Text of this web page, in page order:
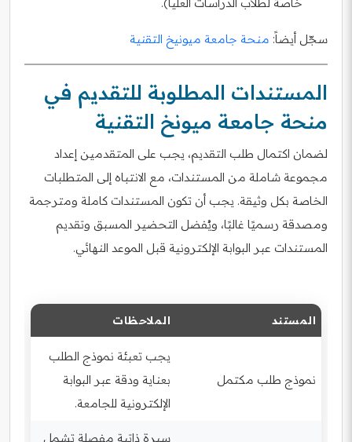
سجّل أيضاً: منحة جامعة ميونيخ التقنية
المستندات المطلوبة للتقديم في
منحة جامعة ميونخ التقنية
لضمان اكتمال طلب التقديم، يجب على المتقدمين إعداد
مجموعة شاملة من المستندات، مع الانتباه إلى المتطلبات
الخاصة بكل وثيقة. يجب أن تكون المستندات كاملة ومترجمة
ومصدقة رسميًا غالبًا، ويُفضل التحضير المسبق وتقديم
المستندات عبر البوابة الإلكترونية قبل الموعد النهائي.
المستند الملاحظات
نموذج طلب مكتمل
يجب تعبئة نموذج الطلب
بعناية ودقة عبر البوابة
الإلكترونية للجامعة.
سيرة ذاتية مفصلة تشمل